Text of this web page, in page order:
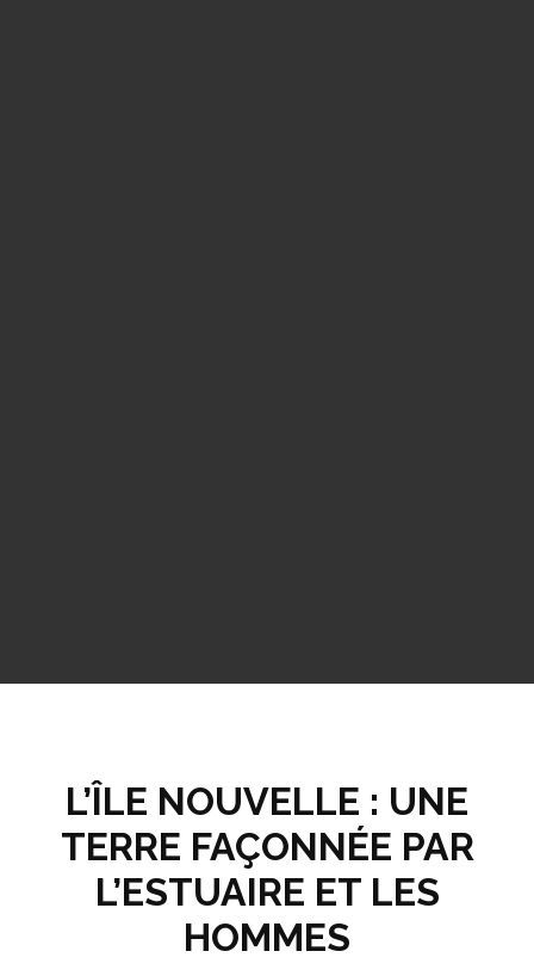
L’ÎLE NOUVELLE : UNE
TERRE FAÇONNÉE PAR
L’ESTUAIRE ET LES
HOMMES